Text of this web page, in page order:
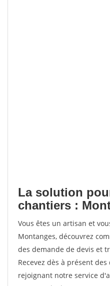
La solution
chantiers :
Vous êtes un artisan et
Montanges, découvrez
des demande de devis et
Recevez dès à présent
rejoignant notre service